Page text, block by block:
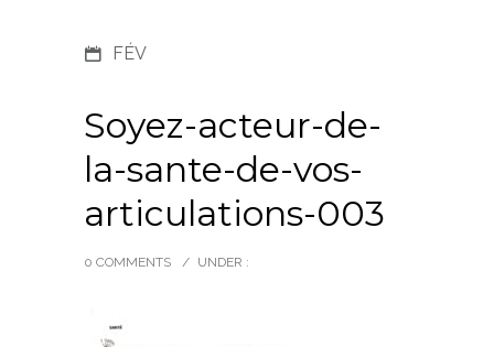
FÉV
Soyez-acteur-de-
la-sante-de-vos-
articulations-003
0 COMMENTS / UNDER :